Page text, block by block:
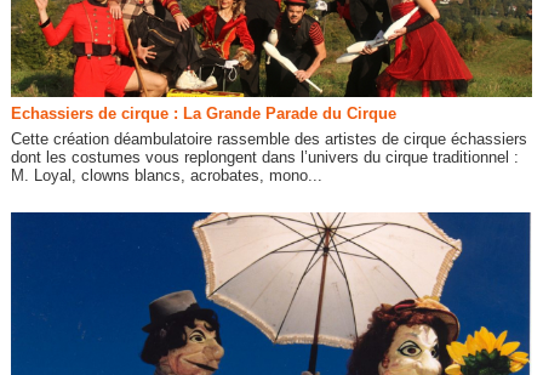
Echassiers de cirque : La Grande Parade du Cirque
Cette création déambulatoire rassemble des artistes de cirque échassiers
dont les costumes vous replongent dans l’univers du cirque traditionnel :
M. Loyal, clowns blancs, acrobates, mono...